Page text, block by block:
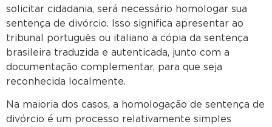
solicitar cidadania, será necessário homologar sua
sentença de divórcio. Isso significa apresentar ao
tribunal português ou italiano a cópia da sentença
brasileira traduzida e autenticada, junto com a
documentação complementar, para que seja
reconhecida localmente.
Na maioria dos casos, a homologação de sentença de
divórcio é um processo relativamente simples